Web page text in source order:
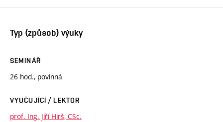
Typ (způsob) výuky
SEMINÁŘ
26 hod., povinná
VYUČUJÍCÍ / LEKTOR
prof. Ing. Jiří Hirš, CSc.